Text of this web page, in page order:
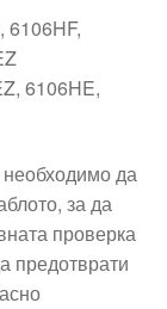
6106HF,
6106HE,
да
за да
проверка
предотврати